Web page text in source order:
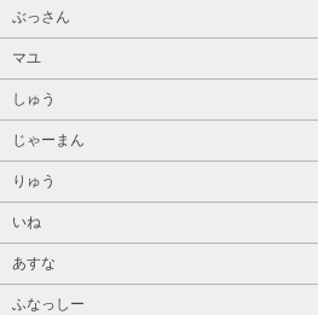
ぶっさん
マユ
しゅう
じゃーまん
りゅう
いね
あすな
ふなっしー